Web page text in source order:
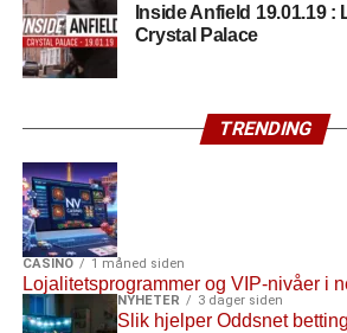
Inside Anfield 19.01.19 :
Crystal Palace
TRENDING
CASINO 1 måned siden
Lojalitetsprogrammer og VIP-nivåer i
NYHETER 3 dager siden
Slik hjelper Oddsnet